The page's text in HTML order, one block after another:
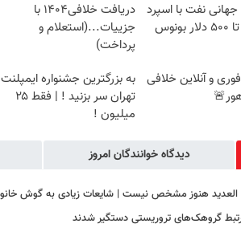
نفت با اسپرد
از صفر و تا ۵۰۰ دلار بونوس
دریافت خلافی۱۴۰۴ با
جزییات...(استعلام و
پرداخت)
و آنلاین خلافی
به بزرگترین جشنواره ایمپلنت
تهران سر بزنید ! | فقط ۲۵
میلیون !
دیدگاه خوانندگان امروز
العدید هنوز مشخص نیست | شایعات زیادی به گوش